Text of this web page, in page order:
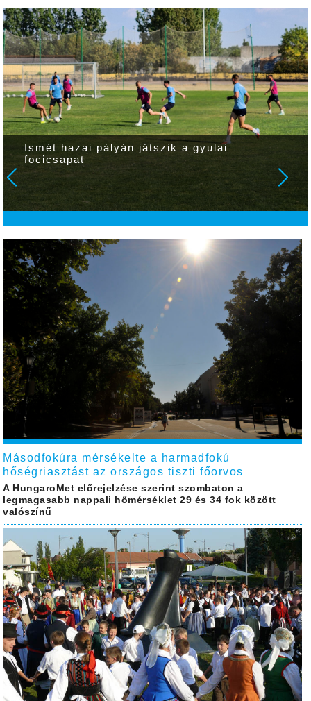
Ismét hazai pályán játszik a gyulai
focicsapat
Másodfokúra mérsékelte a harmadfokú
hőségriasztást az országos tiszti főorvos
A HungaroMet előrejelzése szerint szombaton a
legmagasabb nappali hőmérséklet 29 és 34 fok között
valószínű